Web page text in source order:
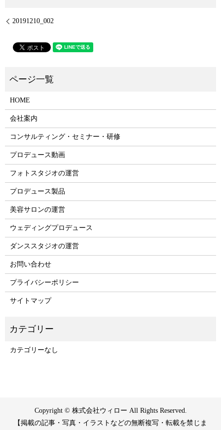
20191210_002
HOME
会社案内
コンサルティング・セミナー・研修
プロデュース動画
フォトスタジオの運営
プロデュース製品
美容サロンの運営
ウェディングプロデュース
ダンススタジオの運営
お問い合わせ
プライバシーポリシー
サイトマップ
カテゴリーなし
Copyright © 株式会社ウィロー All Rights Reserved.
【掲載の記事・写真・イラストなどの無断複写・転載を禁じま